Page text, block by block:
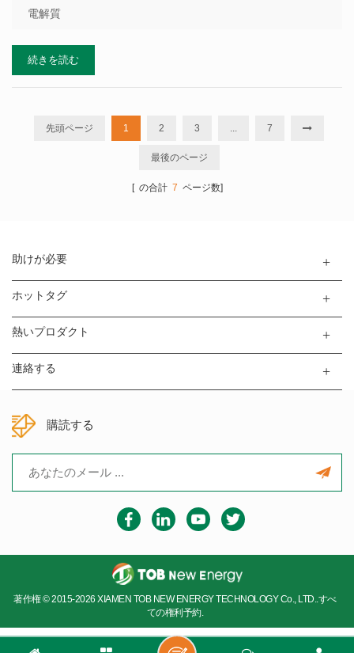
る電極のサイズが14mmのためのCR2032ボタンセル）、厚さ 0.5
は催涙. チウムイオン電池のセパレーター タイプのチウムイオン電
池のセパレーターを選択する による実験的要件、一般的に断熱フ
レン 膜という言葉がよく用いられます。 のチウムイオン電池のセ
パレーターを用意したレギュ 丸い形によるパンチングマシンのサ
イズはより大きいリチウム 金属チップの電...
電解質
続きを読む
先頭ページ 1 2 3 ... 7
最後のページ
[ の合計 7 ページ数]
助けが必要
ホットタグ
熱いプロダクト
連絡する
購読する
著作権 © 2015-2026 XIAMEN TOB NEW ENERGY TECHNOLOGY Co., LTD..すべ
ての権利予約.